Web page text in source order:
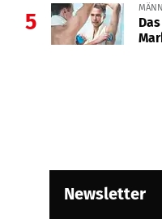
5
Newsletter